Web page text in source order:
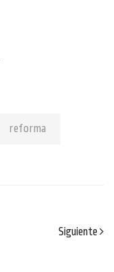
reforma
Siguiente